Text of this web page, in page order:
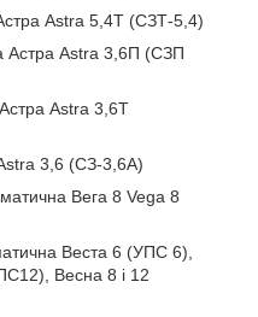
Astra 5,4Т (СЗТ-5,4)
Астра Astra 3,6П (СЗП
Astra 3,6Т
3,6 (СЗ-3,6А)
Вега 8 Vega 8
Веста 6 (УПС 6),
Весна 8 і 12